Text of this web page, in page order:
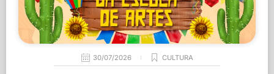
30/07/2026 CULTURA